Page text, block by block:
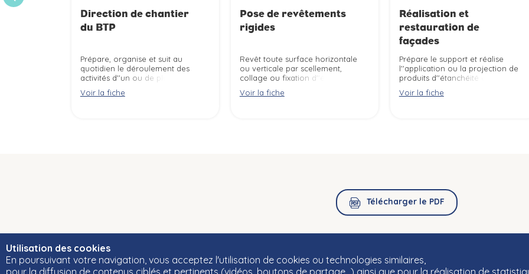
Utilisation des cookies
En poursuivant votre navigation, vous acceptez l'utilisation de cookies ou technologies similaires,
pour la diffusion de contenus ciblés et pertinents (vidéos, boutons de partage…) ainsi que pour la réalisation de
Direction de chantier
du BTP
Prépare, organise et suit au
quotidien le déroulement des
activités d''un ou de plusieurs
Publics selon les normes de
Voir la fiche
Pose de revêtements
rigides
Revêt toute surface horizontale
ou verticale par scellement,
collage ou fixation d''éléments
pierres ornementales, ...) selon
Voir la fiche
Réalisation et
restauration de
façades
Prépare le support et réalise
l''application ou la projection de
produits d''étanchéité et de
rénovation et l''embellissement
Voir la fiche
Télécharger le PDF
© Cléor 2020 -Gestion des données personnelles -Mentions légales